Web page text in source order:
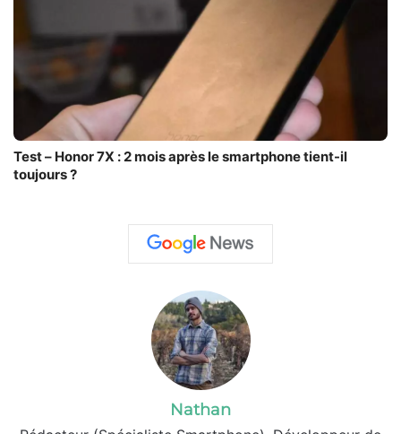
Test – Honor 7X : 2 mois après le smartphone tient-il
toujours ?
Nathan